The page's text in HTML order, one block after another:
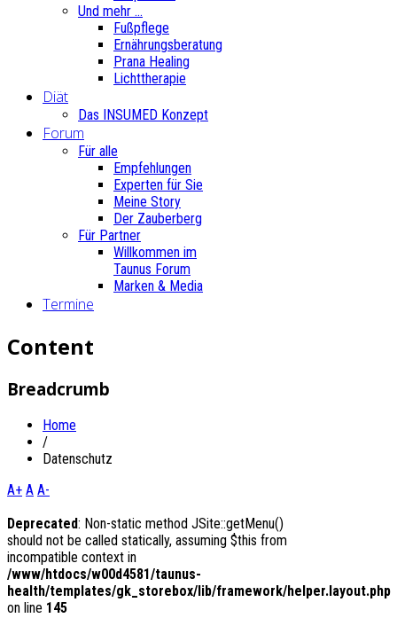
Und mehr ...
Fußpflege
Ernährungsberatung
Prana Healing
Lichttherapie
Diät
Das INSUMED Konzept
Forum
Für alle
Empfehlungen
Experten für Sie
Meine Story
Der Zauberberg
Für Partner
Willkommen im
Taunus Forum
Marken & Media
Termine
Content
Breadcrumb
Home
/
Datenschutz
A+ A A-
Deprecated: Non-static method JSite::getMenu()
should not be called statically, assuming $this from
incompatible context in
/www/htdocs/w00d4581/taunus-
health/templates/gk_storebox/lib/framework/helper.layout.php
on line 145